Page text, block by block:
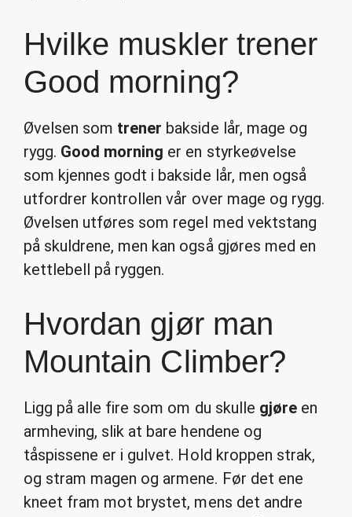
Hvilke muskler trener
Good morning?
Øvelsen som trener bakside lår, mage og
rygg. Good morning er en styrkeøvelse
som kjennes godt i bakside lår, men også
utfordrer kontrollen vår over mage og rygg.
Øvelsen utføres som regel med vektstang
på skuldrene, men kan også gjøres med en
kettlebell på ryggen.
Hvordan gjør man
Mountain Climber?
Ligg på alle fire som om du skulle gjøreen
armheving, slik at bare hendene og
tåspissene er i gulvet. Hold kroppen strak,
og stram magen og armene. Før det ene
kneet fram mot brystet, mens det andre